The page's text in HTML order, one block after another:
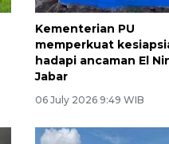
Kementerian PU
memperkuat
hadapi ancaman El
Jabar
06 July 2026 9:49 WIB